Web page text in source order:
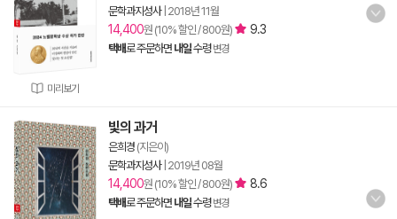
미리보기
문학과지성사| 2018년 11월
14,400원 (10% 할인 / 800원) 9.3
택배로 주문하면 내일수령 변경
빛의 과거
은희경 (지은이)
문학과지성사| 2019년 08월
14,400원 (10% 할인 / 800원) 8.6
택배로 주문하면 내일수령 변경